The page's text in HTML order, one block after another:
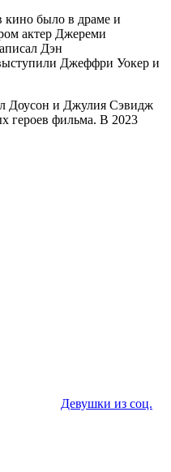
кино было в драме и
актер Джереми
Дэн
Джеффри Уокер и
Доусон и Джулия Сэвидж
героев фильма. В 2023
Девушки из соц.